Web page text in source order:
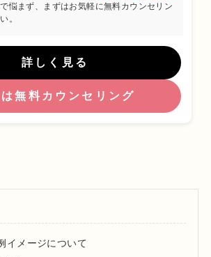
悩まず、まずはお気軽に無料カウンセリン
。
詳しく見る
は無料カウンセリング
イメージについて